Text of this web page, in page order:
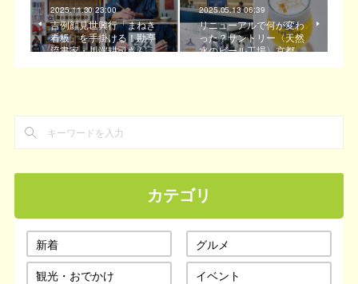
2025.11.30 23:00
吉例顔見世興行「まねき
看板」を手掛ける！勘亭
流書家・川端耕司さん
2025.05.13 06:39
リニューアルで何が変わ
った？サントリー〈天然
水のビール工場〉京都…
カテゴリ
新着
グルメ
観光・おでかけ
イベント